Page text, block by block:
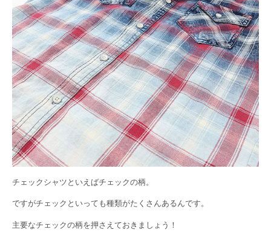
チェックシャツといえばチェックの柄。
ですがチェックといっても種類がたくさんあるんです。
主要なチェックの柄を押さえておきましょう！